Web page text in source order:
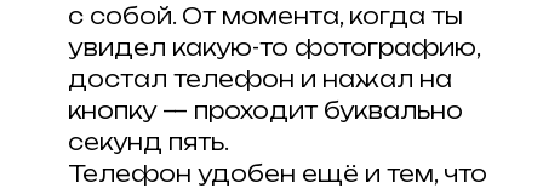
с собой. От момента, когда ты
увидел какую-то фотографию,
достал телефон и нажал на
кнопку — проходит буквально
секунд пять.
Телефон удобен ещё и тем, что